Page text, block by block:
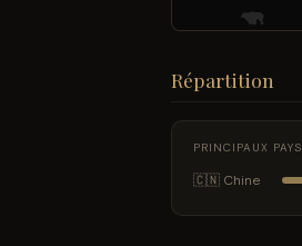
Répartition
PRINCIPAUX PAYS
🇨🇳 Chine